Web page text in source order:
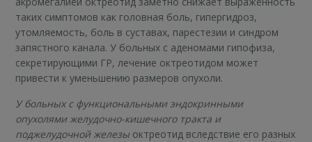
таких симптомов как головная боль, гипергидроз,
утомляемость, боль в суставах, парестезии и синдром
запястного канала. У больных с аденомами гипофиза,
секретирующими ГР, лечение октреотидом может
привести к уменьшению размеров опухоли.
У больных с функциональными эндокринными
опухолями желудочно-кишечного тракта и
поджелудочной железы октреотид вследствие его разных